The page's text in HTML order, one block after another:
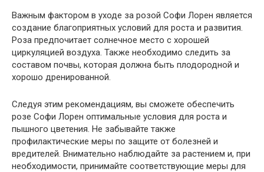
Важным фактором в уходе за розой Софи Лорен является
создание благоприятных условий для роста и развития.
Роза предпочитает солнечное место с хорошей
циркуляцией воздуха. Также необходимо следить за
составом почвы, которая должна быть плодородной и
хорошо дренированной.
Следуя этим рекомендациям, вы сможете обеспечить
розе Софи Лорен оптимальные условия для роста и
пышного цветения. Не забывайте также
профилактические меры по защите от болезней и
вредителей. Внимательно наблюдайте за растением и, при
необходимости, принимайте соответствующие меры для